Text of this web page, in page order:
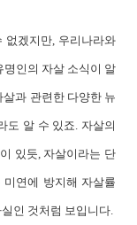
없겠지만, 우리나라와
명인의 자살 소식이 알
과 관련한 다양한 뉴
도 알 수 있죠. 자살의
있듯, 자살이라는 단
연에 방지해 자살률
인 것처럼 보입니다.